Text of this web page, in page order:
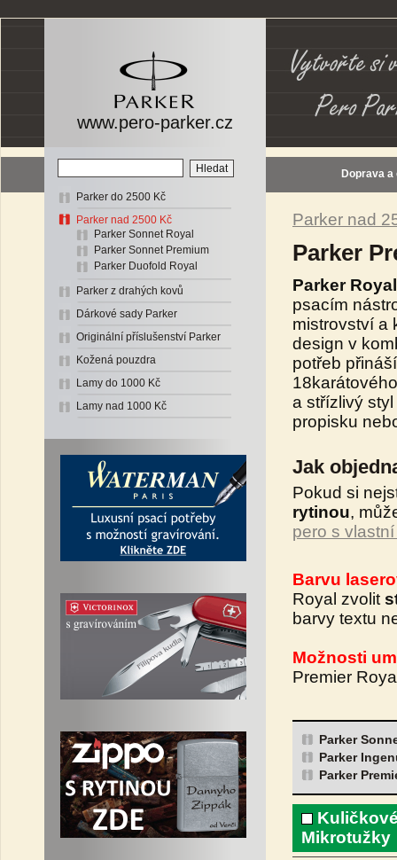
www.pero-parker.cz
Parker do 2500 Kč
Parker nad 2500 Kč
Parker Sonnet Royal
Parker Sonnet Premium
Parker Duofold Royal
Parker z drahých kovů
Dárkové sady Parker
Originální příslušenství Parker
Kožená pouzdra
Lamy do 1000 Kč
Lamy nad 1000 Kč
Doprava a
Parker nad
Parker
Parker
psacím
mistrovství a
design v
potřeb
a střízlivý
propisku
Jak
Pokud si
rytinou,
pero s
Barvu
Royal zvolit
barvy textu
Možnosti
Premier
Parker
Parker
Parker
Mikrotužky